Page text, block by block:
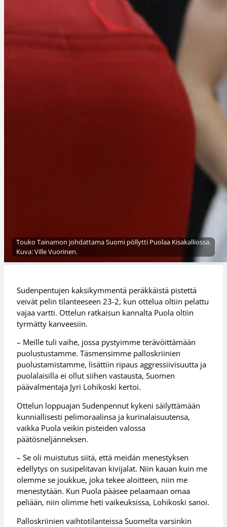
Touko Tainamon johdattama Suomi pöllytti Puolaa Kisakalliossa.
Kuva: Ville Vuorinen.
Sudenpentujen kaksikymmentä peräkkäistä pistettä
veivät pelin tilanteeseen 23-2, kun ottelua oltiin pelattu
vajaa vartti. Ottelun ratkaisun kannalta Puola oltiin
tyrmätty kanveesiin.
– Meille tuli vaihe, jossa pystyimme terävöittämään
puolustustamme. Täsmensimme palloskriinien
puolustamistamme, lisättiin ripaus aggressiivisuutta ja
puolalaisilla ei ollut siihen vastausta, Suomen
päävalmentaja Jyri Lohikoski kertoi.
Ottelun loppuajan Sudenpennut kykeni säilyttämään
kunniallisesti pelimoraalinsa ja kurinalaisuutensa,
vaikka Puola veikin pisteiden valossa
päätösneljänneksen.
– Se oli muistutus siitä, että meidän menestyksen
edellytys on susipelitavan kivijalat. Niin kauan kuin me
olemme se joukkue, joka tekee aloitteen, niin me
menestytään. Kun Puola pääsee pelaamaan omaa
peliään, niin olimme heti vaikeuksissa, Lohikoski sanoi.
Palloskriinien vaihtotilanteissa Suomelta varsinkin